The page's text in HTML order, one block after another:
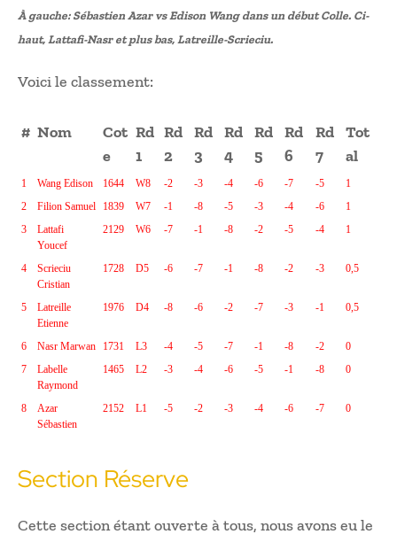
À gauche: Sébastien Azar vs Edison Wang dans un début Colle. Ci-
haut, Lattafi-Nasr et plus bas, Latreille-Scrieciu.
Voici le classement:
# Nom
Cot
e
Rd
1
Rd
2
Rd
3
Rd
4
Rd
5
Rd
6
Rd
7
Tot
al
1 Wang Edison 1644 W8 -2 -3 -4 -6 -7 -5
1
2
Filion Samuel 1839 W7 -1 -8 -5 -3 -4 -6
1
3
Lattafi
Youcef
2129 W6 -7 -1 -8 -2 -5 -4 1
4
Scrieciu
Cristian
1728 D5 -6 -7 -1 -8 -2 -3 0,5
5
Latreille
Etienne
1976 D4 -8 -6 -2 -7 -3 -1 0,5
6 Nasr Marwan 1731 L3 -4 -5 -7 -1 -8 -2
0
7
Labelle
Raymond
1465 L2 -3 -4 -6 -5 -1 -8 0
8
Azar
Sébastien
2152 L1 -5 -2 -3 -4 -6 -7 0
Section Réserve
Cette section étant ouverte à tous, nous avons eu le